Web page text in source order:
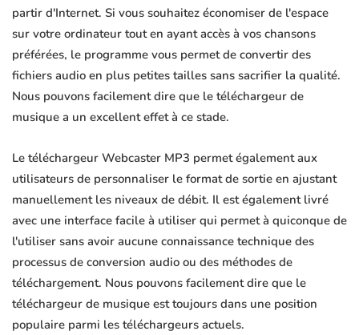
partir d'Internet. Si vous souhaitez économiser de l'espace
sur votre ordinateur tout en ayant accès à vos chansons
préférées, le programme vous permet de convertir des
fichiers audio en plus petites tailles sans sacrifier la qualité.
Nous pouvons facilement dire que le téléchargeur de
musique a un excellent effet à ce stade.
Le téléchargeur Webcaster MP3 permet également aux
utilisateurs de personnaliser le format de sortie en ajustant
manuellement les niveaux de débit. Il est également livré
avec une interface facile à utiliser qui permet à quiconque de
l'utiliser sans avoir aucune connaissance technique des
processus de conversion audio ou des méthodes de
téléchargement. Nous pouvons facilement dire que le
téléchargeur de musique est toujours dans une position
populaire parmi les téléchargeurs actuels.